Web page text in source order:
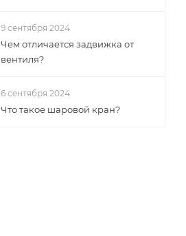
9 сентября 2024
Чем отличается задвижка от
вентиля?
6 сентября 2024
Что такое шаровой кран?